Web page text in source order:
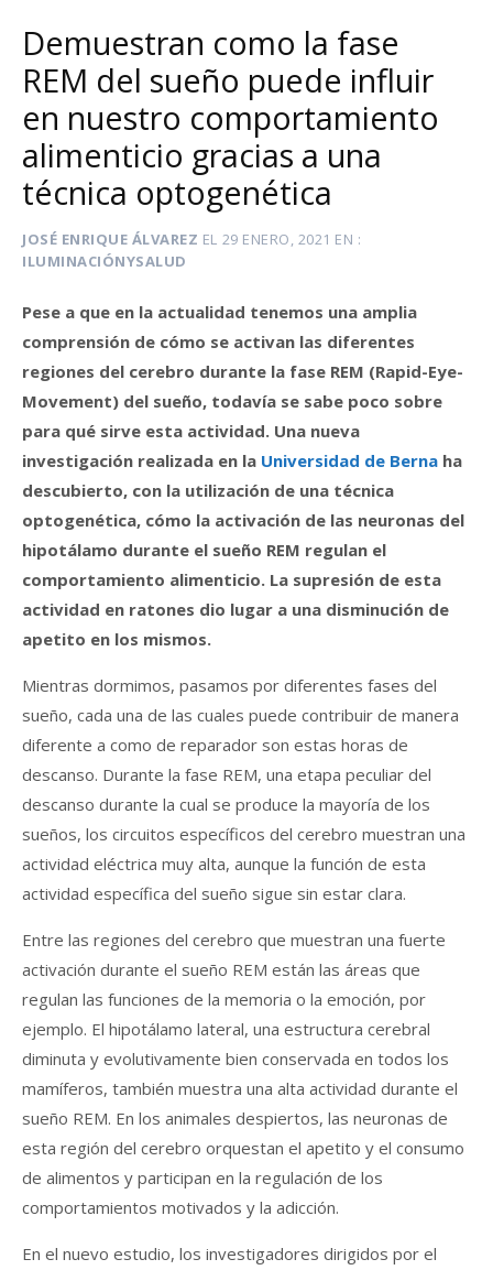
Demuestran como la fase
REM del sueño puede influir
en nuestro comportamiento
alimenticio gracias a una
técnica optogenética
JOSÉ ENRIQUE ÁLVAREZ EL 29 ENERO, 2021 EN
ILUMINACIÓNYSALUD
Pese a que en la actualidad tenemos una amplia
comprensión de cómo se activan las diferentes
regiones del cerebro durante la fase REM (Rapid-Eye-
Movement) del sueño, todavía se sabe poco sobre
para qué sirve esta actividad. Una nueva
investigación realizada en la Universidad de Berna ha
descubierto, con la utilización de una técnica
optogenética, cómo la activación de las neuronas del
hipotálamo durante el sueño REM regulan el
comportamiento alimenticio. La supresión de esta
actividad en ratones dio lugar a una disminución de
apetito en los mismos.
Mientras dormimos, pasamos por diferentes fases del
sueño, cada una de las cuales puede contribuir de manera
diferente a como de reparador son estas horas de
descanso. Durante la fase REM, una etapa peculiar del
descanso durante la cual se produce la mayoría de los
sueños, los circuitos específicos del cerebro muestran una
actividad eléctrica muy alta, aunque la función de esta
actividad específica del sueño sigue sin estar clara.
Entre las regiones del cerebro que muestran una fuerte
activación durante el sueño REM están las áreas que
regulan las funciones de la memoria o la emoción, por
ejemplo. El hipotálamo lateral, una estructura cerebral
diminuta y evolutivamente bien conservada en todos los
mamíferos, también muestra una alta actividad durante el
sueño REM. En los animales despiertos, las neuronas de
esta región del cerebro orquestan el apetito y el consumo
de alimentos y participan en la regulación de los
comportamientos motivados y la adicción.
En el nuevo estudio, los investigadores dirigidos por el